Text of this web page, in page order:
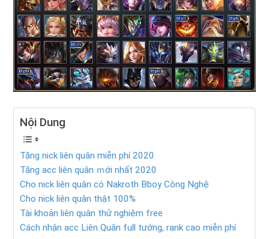
Nội Dung
Tặng nick liên quân miễn phí 2020
Tặng acc liên quân ｍới nhất 2020
Cho nick liên quân cό Nakroth Bboy Công Nghệ
Cho nick liên quân thật 100%
Tài khoản liên quân thử nghiệm free
Cách nhận acc Liên Quân full tướng, rank cao miễn phí